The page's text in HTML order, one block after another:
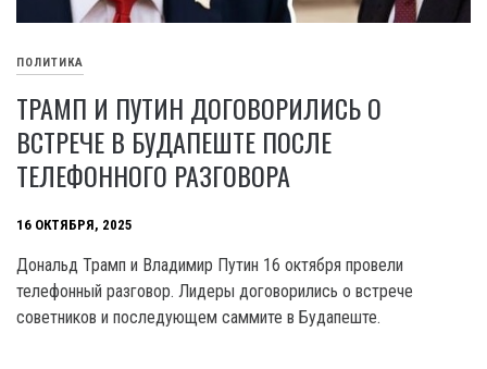
ПОЛИТИКА
ТРАМП И ПУТИН ДОГОВОРИЛИСЬ О
ВСТРЕЧЕ В БУДАПЕШТЕ ПОСЛЕ
ТЕЛЕФОННОГО РАЗГОВОРА
16 ОКТЯБРЯ, 2025
Дональд Трамп и Владимир Путин 16 октября провели
телефонный разговор. Лидеры договорились о встрече
советников и последующем саммите в Будапеште.